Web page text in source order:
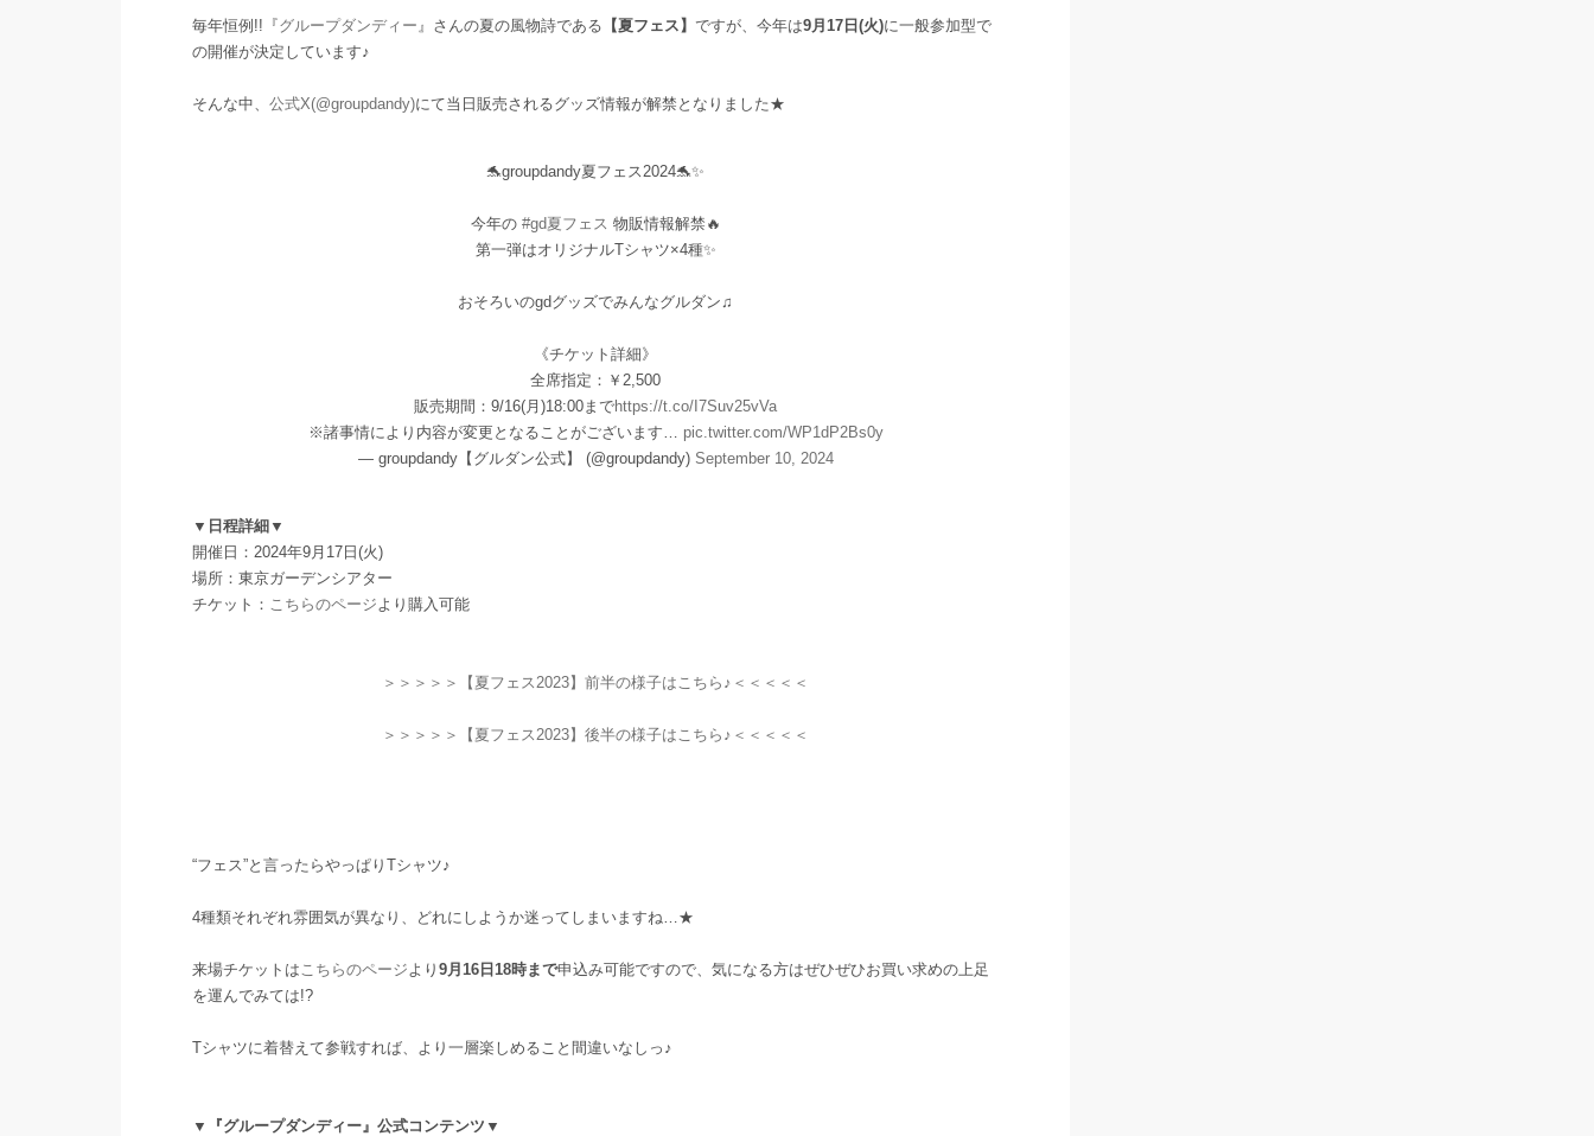
毎年恒例!!『グループダンディー 』さんの夏の風物詩である 【夏フェス】 ですが、今年は9月17日(火)に一般参加型で
の開催が決定しています♪
そんな中、 公式X(@groupdandy)にて当日販売されるグッズ情報が解禁となりました★
🐬groupdandy夏フェス2024🐬✨
今年の #gd夏フェス 物販情報解禁🔥
第一弾はオリジナルTシャツ×4種✨
おそろいのgdグッズでみんなグルダン♫
《チケット詳細》
全席指定：￥2,500
販売期間：9/16(月)18:00までhttps://t.co/I7Suv25vVa
※諸事情により内容が変更となることがございます… pic.twitter.com/WP1dP2Bs0y
— groupdandy【グルダン公式】 (@groupdandy) September 10, 2024
▼日程詳細▼
開催日：2024年9月17日(火)
場所：東京ガーデンシアター
チケット： こちらのページ より購入可能
＞＞＞＞＞【夏フェス2023】前半の様子はこちら♪＜＜＜＜＜
＞＞＞＞＞【夏フェス2023】後半の様子はこちら♪＜＜＜＜＜
“フェス”と言ったらやっぱりTシャツ♪
4種類それぞれ雰囲気が異なり、どれにしようか迷ってしまいますね…★
来場チケットは こちらのページ より 9月16日18時まで申込み可能ですので、気になる方はぜひぜひお買い求めの上足
を運んでみては!?
Tシャツに着替えて参戦すれば、より一層楽しめること間違いなしっ♪
▼『グループダンディー』公式コンテンツ▼